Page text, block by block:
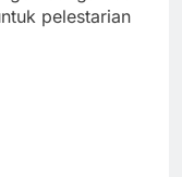
pelestarian